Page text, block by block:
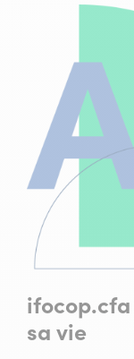
ifocop.cfa
sa vie